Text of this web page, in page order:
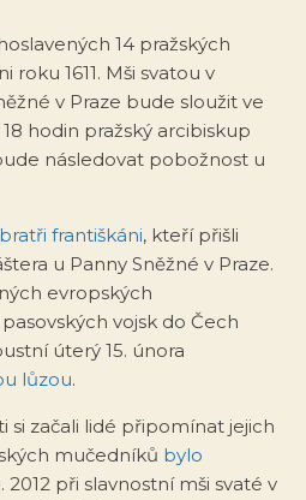
14 pražských
1611. Mši svatou v
v Praze bude sloužit ve
hodin pražský arcibiskup
následovat pobožnost u
bratři františkáni, kteří přišli
u Panny Sněžné v Praze.
evropských
vojsk do Čech
úterý 15. února
lůzou.
si začali lidé připomínat jejich
mučedníků bylo
2012 při slavnostní mši svaté v